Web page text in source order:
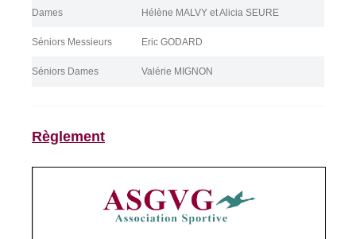
Dames Hélène MALVY et Alicia SEURE
Séniors Messieurs Eric GODARD
Séniors Dames Valérie MIGNON
Règlement